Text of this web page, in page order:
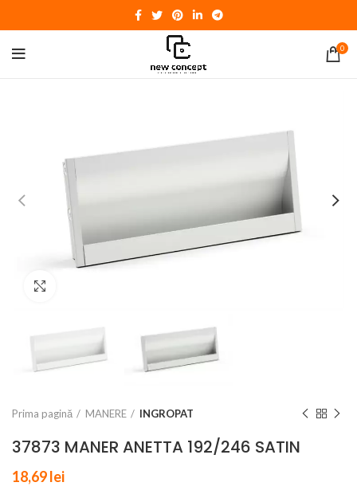
0
Prima pagină MANERE INGROPAT
37873 MANER ANETTA 192/246 SATIN
18,69lei